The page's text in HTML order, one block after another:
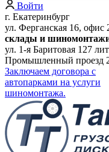
Войти
г. Екатеринбург
ул. Ферганская 16, офис
склады и
ул. 1-я Баритовая 127
Промышленный проезд
Заключаем договора с
автопарками на услуги
шиномонтажа.